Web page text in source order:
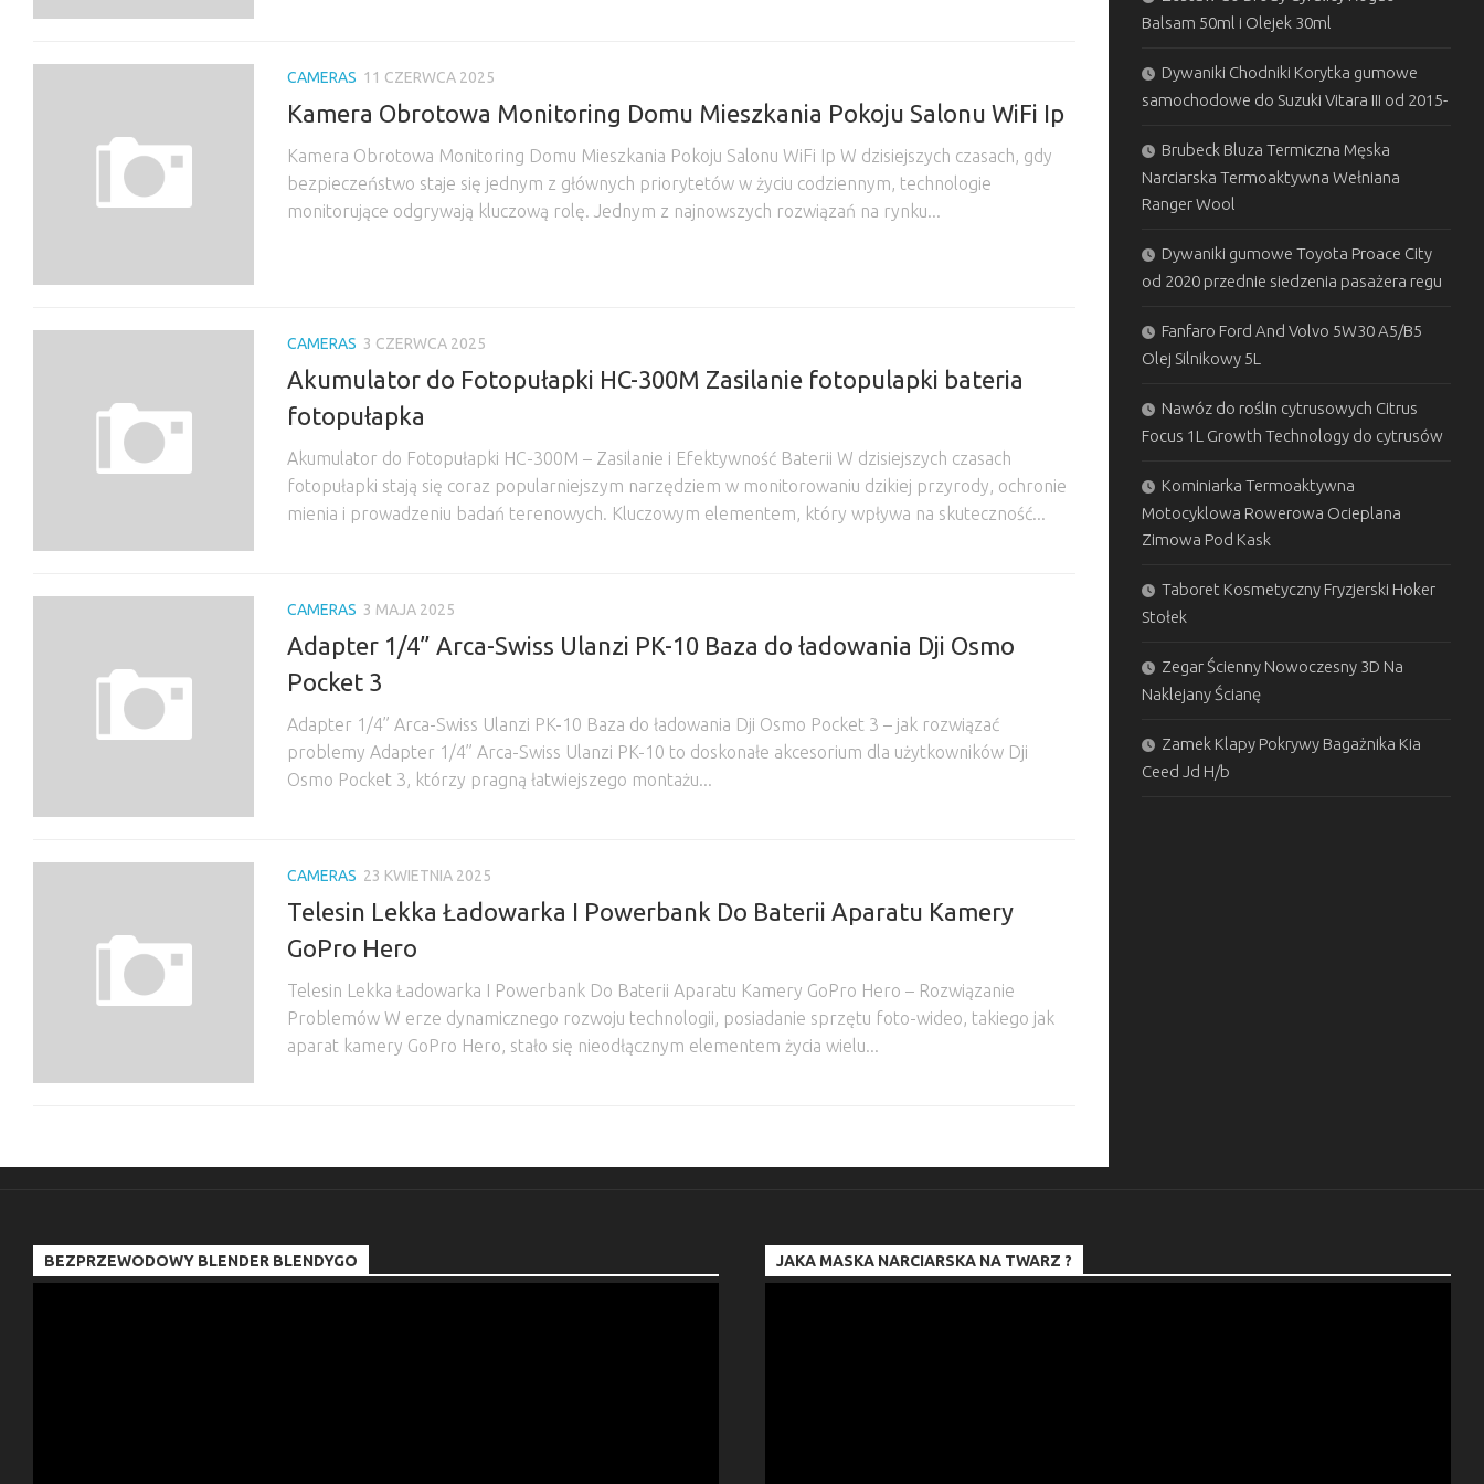
CAMERAS 11 CZERWCA 2025
Kamera Obrotowa Monitoring Domu Mieszkania Pokoju Salonu WiFi Ip
Kamera Obrotowa Monitoring Domu Mieszkania Pokoju Salonu WiFi Ip W dzisiejszych czasach, gdy
bezpieczeństwo staje się jednym z głównych priorytetów w życiu codziennym, technologie
monitorujące odgrywają kluczową rolę. Jednym z najnowszych rozwiązań na rynku...
CAMERAS 3 CZERWCA 2025
Akumulator do Fotopułapki HC-300M Zasilanie fotopulapki bateria
fotopułapka
Akumulator do Fotopułapki HC-300M – Zasilanie i Efektywność Baterii W dzisiejszych czasach
fotopułapki stają się coraz popularniejszym narzędziem w monitorowaniu dzikiej przyrody, ochronie
mienia i prowadzeniu badań terenowych. Kluczowym elementem, który wpływa na skuteczność...
CAMERAS 3 MAJA 2025
Adapter 1/4” Arca-Swiss Ulanzi PK-10 Baza do ładowania Dji Osmo
Pocket 3
Adapter 1/4” Arca-Swiss Ulanzi PK-10 Baza do ładowania Dji Osmo Pocket 3 – jak rozwiązać
problemy Adapter 1/4” Arca-Swiss Ulanzi PK-10 to doskonałe akcesorium dla użytkowników Dji
Osmo Pocket 3, którzy pragną łatwiejszego montażu...
CAMERAS 23 KWIETNIA 2025
Telesin Lekka Ładowarka I Powerbank Do Baterii Aparatu Kamery
GoPro Hero
Telesin Lekka Ładowarka I Powerbank Do Baterii Aparatu Kamery GoPro Hero – Rozwiązanie
Problemów W erze dynamicznego rozwoju technologii, posiadanie sprzętu foto-wideo, takiego jak
aparat kamery GoPro Hero, stało się nieodłącznym elementem życia wielu...
Balsam 50ml i Olejek 30ml
Dywaniki Chodniki Korytka gumowe
samochodowe do Suzuki Vitara III od 2015-
Brubeck Bluza Termiczna Męska
Narciarska Termoaktywna Wełniana
Ranger Wool
Dywaniki gumowe Toyota Proace City
od 2020 przednie siedzenia pasażera regu
Fanfaro Ford And Volvo 5W30 A5/B5
Olej Silnikowy 5L
Nawóz do roślin cytrusowych Citrus
Focus 1L Growth Technology do cytrusów
Kominiarka Termoaktywna
Motocyklowa Rowerowa Ocieplana
Zimowa Pod Kask
Taboret Kosmetyczny Fryzjerski Hoker
Stołek
Zegar Ścienny Nowoczesny 3D Na
Naklejany Ścianę
Zamek Klapy Pokrywy Bagażnika Kia
Ceed Jd H/b
BEZPRZEWODOWY BLENDER BLENDYGO JAKA MASKA NARCIARSKA NA TWARZ ?